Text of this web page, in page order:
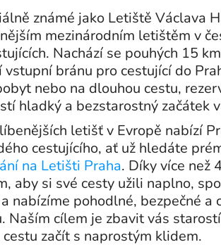
známé jako Letiště Václava
mezinárodním letištěm v
Nachází se pouhých 15
bránu pro cestující do
nebo na dlouhou cestu,
hladký a bezstarostný začátek
letišť v Evropě nabízí
cestujícího, ať už hledáte
na Letišti Praha. Díky více než
aby si své cesty užili naplno,
nabízíme pohodlné, bezpečné a
Naším cílem je zbavit vás
začít s naprostým klidem.